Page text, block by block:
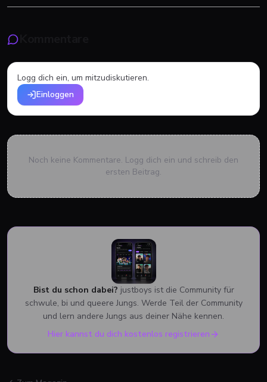
Logg dich ein, um mitzudiskutieren.
Einloggen
Noch keine Kommentare. Logg dich ein und schreib den
ersten Beitrag.
Bist du schon dabei? justboys ist die Community für
schwule, bi und queere Jungs. Werde Teil der Community
und lern andere Jungs aus deiner Nähe kennen.
Hier kannst du dich kostenlos registrieren